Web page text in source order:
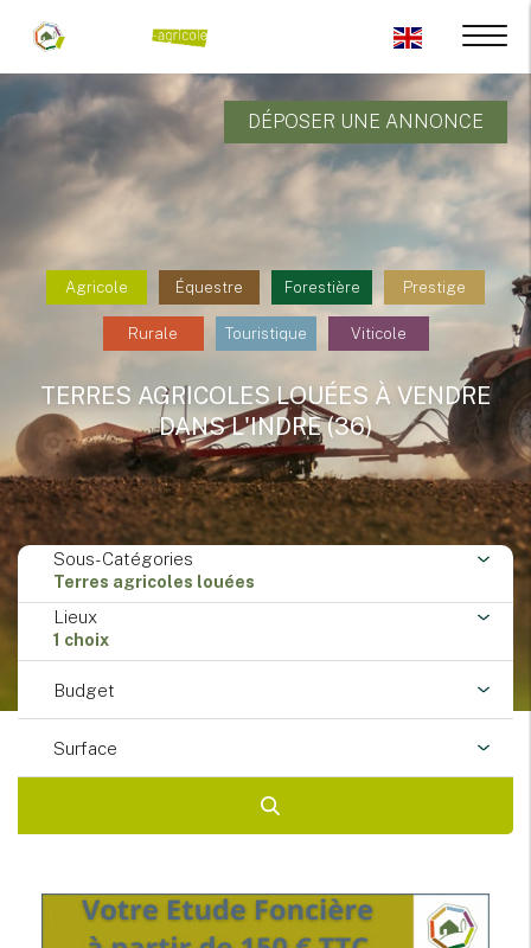
DÉPOSER UNE ANNONCE
Agricole Équestre Forestière Prestige
Rurale Touristique Viticole
TERRES AGRICOLES LOUÉES À VENDRE
DANS L'INDRE (36)
Sous-Catégories
Terres agricoles louées
Lieux
1 choix
Budget
Surface